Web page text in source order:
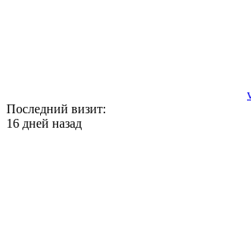
Последний визит:
16 дней назад